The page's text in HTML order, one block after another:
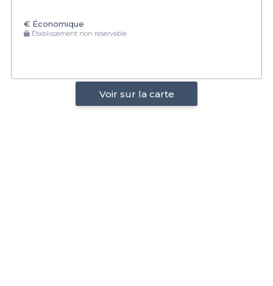
€ Économique
Établissement non réservable
Voir sur la carte